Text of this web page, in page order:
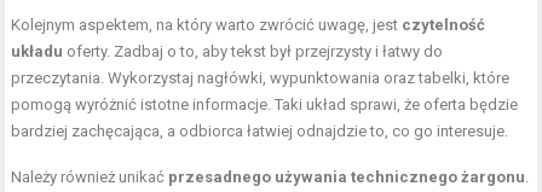
Kolejnym aspektem, na który warto zwrócić uwagę, jest czytelność
układu oferty. Zadbaj o to, aby tekst był przejrzysty i łatwy do
przeczytania. Wykorzystaj nagłówki, wypunktowania oraz tabelki, które
pomogą wyróżnić istotne informacje. Taki układ sprawi, że oferta będzie
bardziej zachęcająca, a odbiorca łatwiej odnajdzie to, co go interesuje.
Należy również unikać przesadnego używania technicznego żargonu